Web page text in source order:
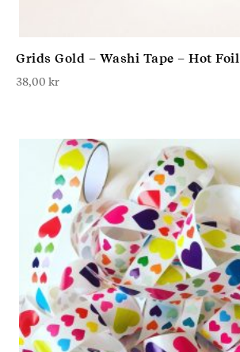
Grids Gold – Washi Tape – Hot Foil
38,00 kr